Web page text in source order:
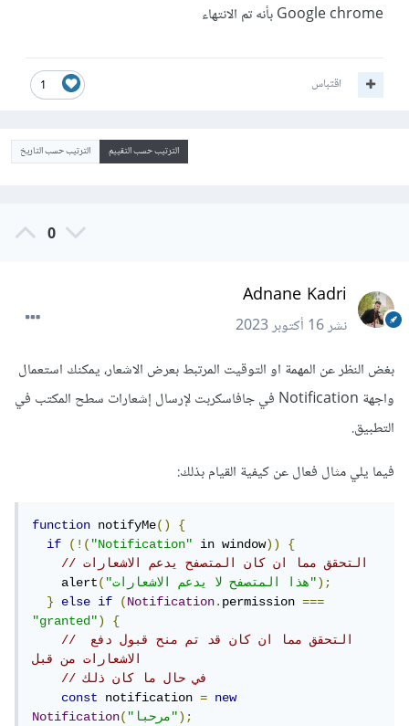
Google chrome بأنه تم الانتهاء
1 اقتباس
الترتيب حسب التقييم الترتيب حسب التاريخ
0
Adnane Kadri
نشر16 أكتوبر 2023
بغض النظر عن المهمة او التوقيت المرتبط بعرض الاشعار، يمكنك استعمال
واجهة Notification في جافاسكربت لإرسال إشعارات سطح المكتب في
التطبيق.
فيما يلي مثال فعال عن كيفية القيام بذلك:
function notifyMe()
{
if
(!("Notification" in window))
{
// التحقق مما ان كان المتصفح يدعم الاشعارات
    alert
( "هذا المتصفح لا يدعم الاشعارات");
}
else if (Notification.permission ===
"granted")
{
// التحقق مما ان كان قد تم منح قبول دفع
الاشعارات من قبل
// في حال ما كان ذلك
const
notification =
new
Notification( "مرحبا");